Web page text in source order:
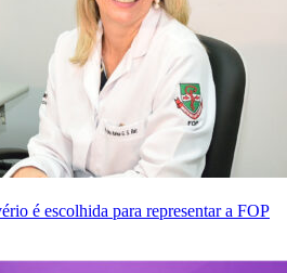
é escolhida para representar a FOP